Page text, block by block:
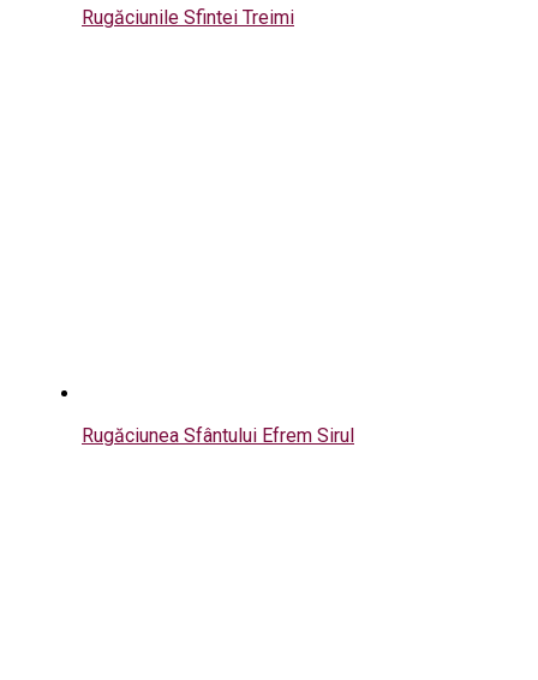
Rugăciunile Sfintei Treimi
Rugăciunea Sfântului Efrem Sirul